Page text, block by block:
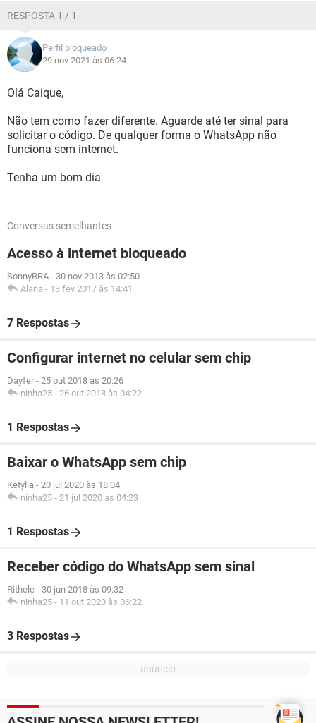
RESPOSTA 1 / 1
Perfil bloqueado
29 nov 2021 às 06:24
Olá Caique,
Não tem como fazer diferente. Aguarde até ter sinal para
solicitar o código. De qualquer forma o WhatsApp não
funciona sem internet.
Tenha um bom dia
Conversas semelhantes
Acesso à internet bloqueado
SonnyBRA - 30 nov 2013 às 02:50
Alana - 13 fev 2017 às 14:41
7 Respostas
Configurar internet no celular sem chip
Dayfer - 25 out 2018 às 20:26
ninha25 - 26 out 2018 às 04:22
1 Respostas
Baixar o WhatsApp sem chip
Ketylla - 20 jul 2020 às 18:04
ninha25 - 21 jul 2020 às 04:23
1 Respostas
Receber código do WhatsApp sem sinal
Rithele - 30 jun 2018 às 09:32
ninha25 - 11 out 2020 às 06:22
3 Respostas